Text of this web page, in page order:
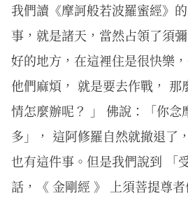
我們讀《摩訶般若波羅蜜經》
事，就是諸天，當然占領了須
好的地方，在這裡住是很快樂
他們麻煩， 就是要去作戰， 那
情怎麼辦呢？ 」 佛說：「你念
多」， 這阿修羅自然就撤退了
也有這件事。但是我們說到 「
話，《 金剛經 》 上須菩提尊